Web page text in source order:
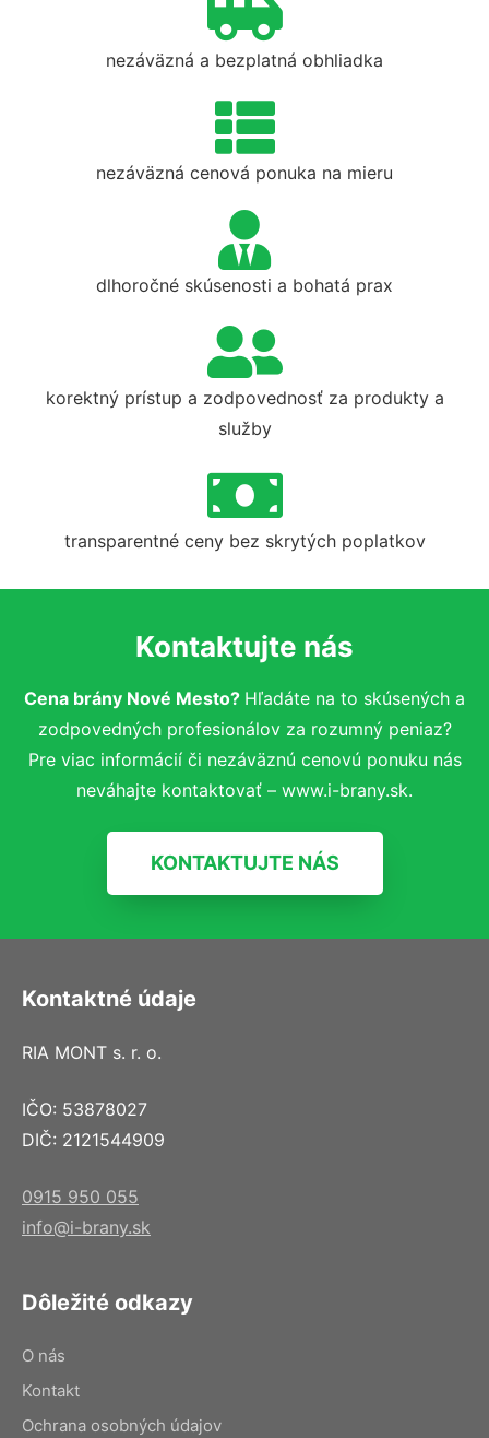
nezáväzná a bezplatná obhliadka
nezáväzná cenová ponuka na mieru
dlhoročné skúsenosti a bohatá prax
korektný prístup a zodpovednosť za produkty a
služby
transparentné ceny bez skrytých poplatkov
Kontaktujte nás
Cena brány Nové Mesto? Hľadáte na to skúsených a
zodpovedných profesionálov za rozumný peniaz?
Pre viac informácií či nezáväznú cenovú ponuku nás
neváhajte kontaktovať – www.i-brany.sk.
KONTAKTUJTE NÁS
Kontaktné údaje
RIA MONT s. r. o.
IČO: 53878027
DIČ: 2121544909
0915 950 055
info@i-brany.sk
Dôležité odkazy
O nás
Kontakt
Ochrana osobných údajov